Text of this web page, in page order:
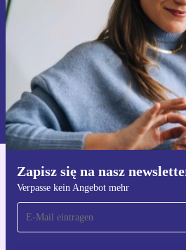
Zapisz się na nasz
Verpasse kein Angebot mehr
Zarejestruj
Informacje na temat używania danych
naszej
Polityce prywatności
Pobierz
Dla iOS i Android